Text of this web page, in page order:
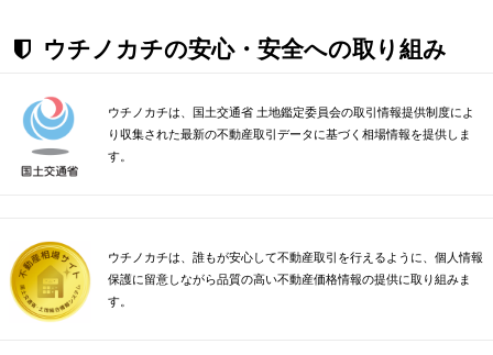
ウチノカチの安心・安全への取り組み
ウチノカチは、国土交通省 土地鑑定委員会の取引情報提供制度によ
り収集された最新の不動産取引データに基づく相場情報を提供しま
す。
ウチノカチは、誰もが安心して不動産取引を行えるように、個人情報
保護に留意しながら品質の高い不動産価格情報の提供に取り組みま
す。